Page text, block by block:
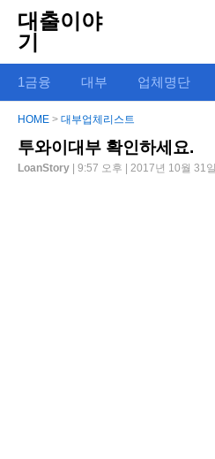
대출이야
기
1금융 대부 업체명단
HOME > 대부업체리스트
투와이대부 확인하세요.
LoanStory | 9:57 오후 | 2017년 10월 31일